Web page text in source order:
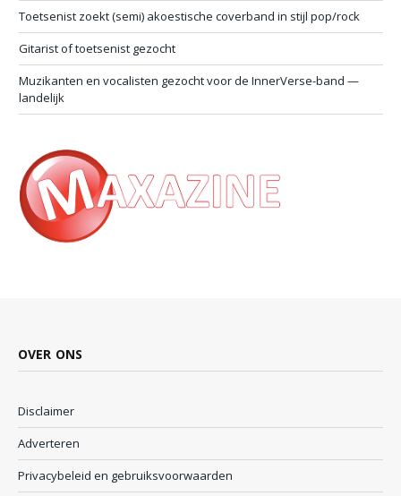
Toetsenist zoekt (semi) akoestische coverband in stijl pop/rock
Gitarist of toetsenist gezocht
Muzikanten en vocalisten gezocht voor de InnerVerse-band —
landelijk
OVER ONS
Disclaimer
Adverteren
Privacybeleid en gebruiksvoorwaarden